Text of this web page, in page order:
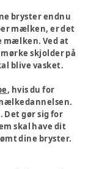
bryster endnu
mælken, er det
mælken. Ved at
skjolder på
blive vasket.
, hvis du for
Det gør sig for
skal have dit
dine bryster.